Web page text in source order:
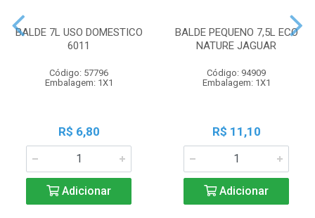
BALDE 7L USO DOMESTICO
6011
Código: 57796
Embalagem: 1X1
R$ 6,80
Adicionar
BALDE PEQUENO 7,5L ECO
NATURE JAGUAR
Código: 94909
Embalagem: 1X1
R$ 11,10
Adicionar